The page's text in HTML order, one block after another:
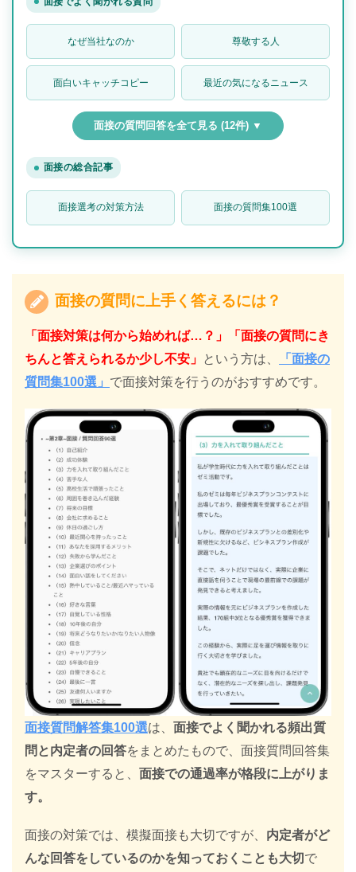
なぜ当社なのか 尊敬する人
面白いキャッチコピー 最近の気になるニュース
面接の質問回答を全て見る (12件) ▼
面接の総合記事
面接選考の対策方法 面接の質問集100選
面接の質問に上手く答えるには？
「面接対策は何から始めれば…？」「面接の質問にき
ちんと答えられるか少し不安」 という方は、
「面接の
質問集100選」 で面接対策を行うのがおすすめです。
面接質問解答集100選は、 面接でよく聞かれる頻出質
問と内定者の回答をまとめたもので、面接質問回答集
をマスターすると、 面接での通過率が格段に上がりま
す。
面接の対策では、模擬面接も大切ですが、 内定者がど
んな回答をしているのかを知っておくことも大切 で